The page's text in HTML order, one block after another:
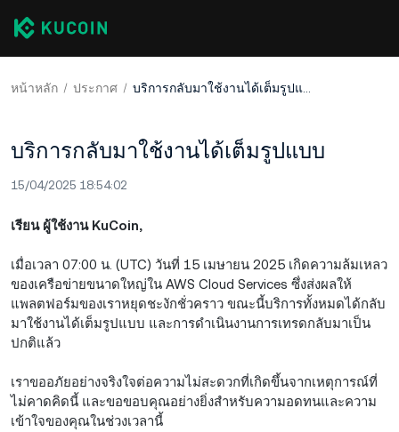
หน้าหลัก ประกาศ บริการกลับมาใช้งานได้เต็มรูปแบบ
บริการกลับมาใช้งานได้เต็มรูปแบบ
15/04/2025 18:54:02
เรียน ผู้ใช้งาน KuCoin,
เมื่อเวลา 07:00 น. (UTC) วันที่ 15 เมษายน 2025 เกิดความล้มเหลว
ของเครือข่ายขนาดใหญ่ใน AWS Cloud Services ซึ่งส่งผลให้
แพลตฟอร์มของเราหยุดชะงักชั่วคราว ขณะนี้บริการทั้งหมดได้กลับ
มาใช้งานได้เต็มรูปแบบ และการดำเนินงานการเทรดกลับมาเป็น
ปกติแล้ว
เราขออภัยอย่างจริงใจต่อความไม่สะดวกที่เกิดขึ้นจากเหตุการณ์ที่
ไม่คาดคิดนี้ และขอขอบคุณอย่างยิ่งสำหรับความอดทนและความ
เข้าใจของคุณในช่วงเวลานี้